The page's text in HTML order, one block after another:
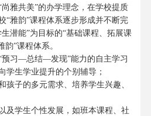
尚雅共美”的办学理念，在学校提质
“雅韵”课程体系逐步形成并不断完
潜能”为目标的“基础课程、拓展课
”课程体系。
预习—总结—发现”能力的自主学习
学生学业提升的个别辅导；
孩子的多元需求、培养学生兴趣、
及学生个性发展，如班本课程、社